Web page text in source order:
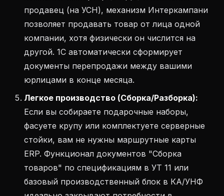
продавец (на УСН), механизм Интеркампани
позволяет продавать товар от лица одной
компании, хотя физически он числится на
другой. 1С автоматически сформирует
документы перепродажи между вашими
юрлицами в конце месяца.
Легкое производство (Сборка/Разборка):
Если вы собираете подарочные наборы,
фасуете крупу или комплектуете серверные
стойки, вам не нужны маршрутные карты
ERP. Функционал документов "Сборка
товаров" по спецификациям в УТ 11 или
базовый производственный блок в КА/УНФ